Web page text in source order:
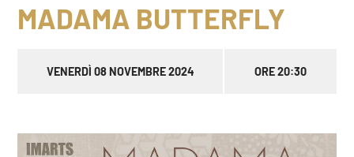
MADAMA BUTTERFLY
VENERDÌ 08 NOVEMBRE 2024 ORE 20:30